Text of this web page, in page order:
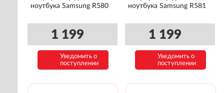
ноутбука Samsung R580
1 199
Уведомить о
поступлении
ноутбука Samsung R581
1 199
Уведомить о
поступлении